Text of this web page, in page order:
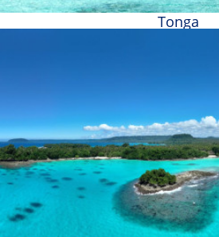
Tonga